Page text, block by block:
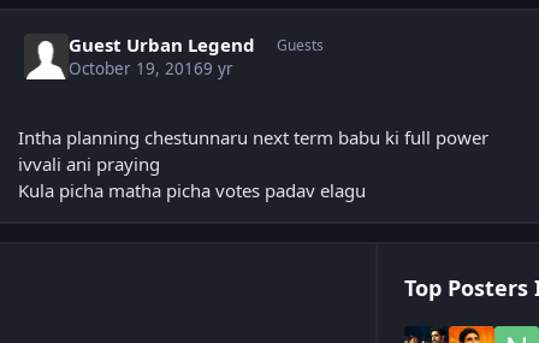
Guest Urban Legend Guests
October 19, 20169 yr
Intha planning chestunnaru next term babu ki full power
ivvali ani praying
Kula picha matha picha votes padav elagu
Top Posters